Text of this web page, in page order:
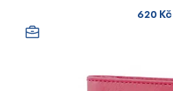
620 Kč